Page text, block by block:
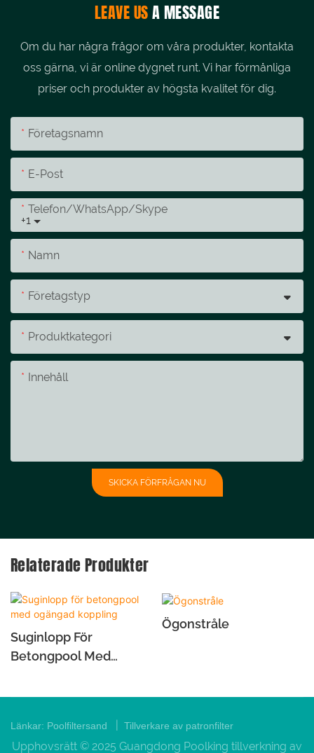
LEAVE USA MESSAGE
Om du har några frågor om våra produkter, kontakta
oss gärna, vi är online dygnet runt. Vi har förmånliga
priser och produkter av högsta kvalitet för dig.
Företagsnamn
E-Post
+1
Telefon/whatsApp/skype
Namn
Företagstyp
Produktkategori
Innehåll
SKICKA FÖRFRÅGAN NU
Relaterade Produkter
Suginlopp För
Betongpool Med
Ögonstråle
Länkar: Poolfiltersand Tillverkare av patronfilter
Upphovsrätt © 2025 Guangdong Poolking tillverkning av